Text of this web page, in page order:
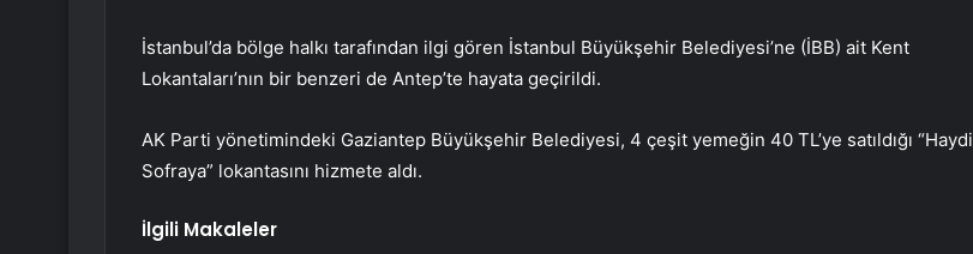
İstanbul’da bölge halkı tarafından ilgi gören İstanbul Büyükşehir Belediyesi’ne (İBB) ait Kent
Lokantaları’nın bir benzeri de Antep’te hayata geçirildi.
AK Parti yönetimindeki Gaziantep Büyükşehir Belediyesi, 4 çeşit yemeğin 40 TL’ye satıldığı “Haydi
Sofraya” lokantasını hizmete aldı.
İlgili Makaleler